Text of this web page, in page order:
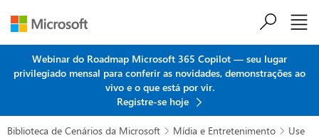
Webinar do Roadmap Microsoft 365 Copilot — seu lugar
privilegiado mensal para conferir as novidades, demonstrações ao
vivo e o que está por vir.
Registre-se hoje
Biblioteca de Cenários da Microsoft  Mídia e Entretenimento 
Use